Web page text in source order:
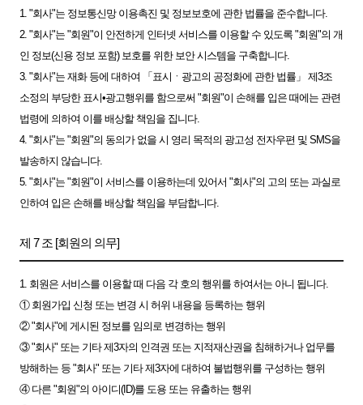
1. "회사"는 정보통신망 이용촉진 및 정보보호에 관한 법률을 준수합니다.
2. "회사"는 "회원"이 안전하게 인터넷 서비스를 이용할 수 있도록 "회원"의 개
인 정보(신용 정보 포함) 보호를 위한 보안 시스템을 구축합니다.
3. "회사"는 재화 등에 대하여 「표시ㆍ광고의 공정화에 관한 법률」 제3조
소정의 부당한 표시•광고행위를 함으로써 "회원"이 손해를 입은 때에는 관련
법령에 의하여 이를 배상할 책임을 집니다.
4. "회사"는 "회원"의 동의가 없을 시 영리 목적의 광고성 전자우편 및 SMS을
발송하지 않습니다.
5. "회사"는 "회원"이 서비스를 이용하는데 있어서 "회사"의 고의 또는 과실로
인하여 입은 손해를 배상할 책임을 부담합니다.
제 7 조 [회원의 의무]
1. 회원은 서비스를 이용할 때 다음 각 호의 행위를 하여서는 아니 됩니다.
① 회원가입 신청 또는 변경 시 허위 내용을 등록하는 행위
② "회사"에 게시된 정보를 임의로 변경하는 행위
③ "회사" 또는 기타 제3자의 인격권 또는 지적재산권을 침해하거나 업무를
방해하는 등 "회사" 또는 기타 제3자에 대하여 불법행위를 구성하는 행위
④ 다른 "회원"의 아이디(ID)를 도용 또는 유출하는 행위